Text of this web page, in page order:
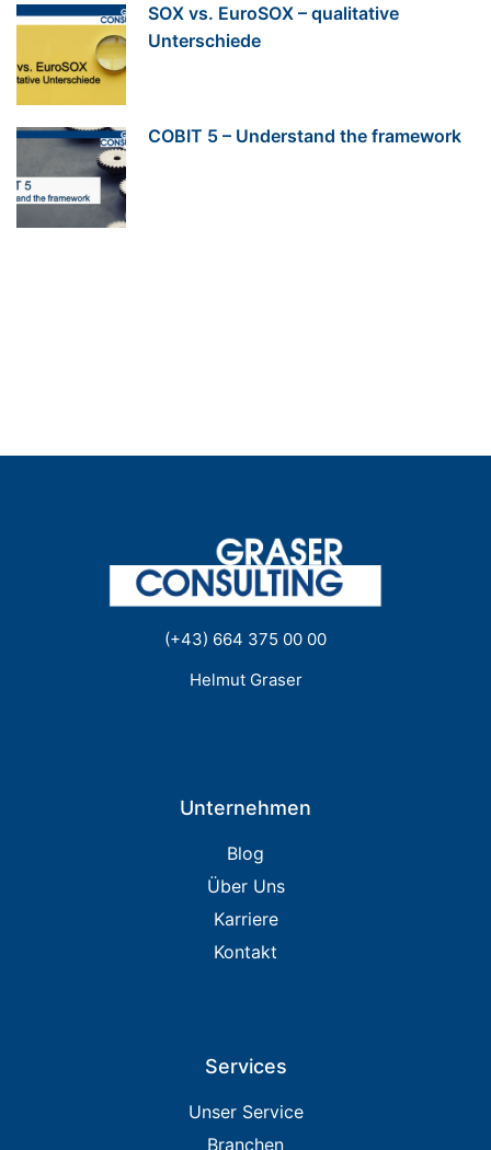
SOX vs. EuroSOX – qualitative
Unterschiede
COBIT 5 – Understand the framework
(+43) 664 375 00 00
Helmut Graser
Unternehmen
Blog
Über Uns
Karriere
Kontakt
Services
Unser Service
Branchen